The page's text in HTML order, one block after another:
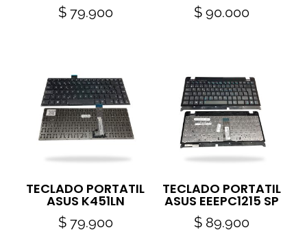
$79.900 $90.000
TECLADO PORTATIL
ASUS K451LN
$79.900
TECLADO PORTATIL
ASUS EEEPC1215 SP
$89.900